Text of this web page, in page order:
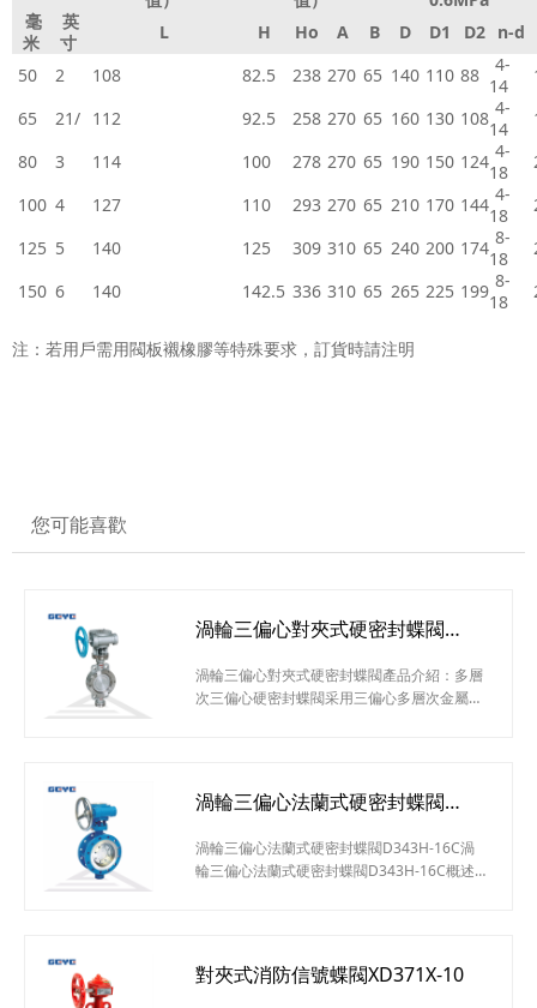
毫
米
英
寸
L H Ho A B D D1 D2 n-d
50
2 108 82.5 238 270 65 140 110 88
4-
14
65
21/ 112 92.5 258 270 65 160 130 108 4-
14
80
3 114 100 278 270 65 190 150 124 4-
18
100 4 127 110 293 270 65 210 170 144 4-
18
125 5 140 125 309 310 65 240 200 174 8-
18
150 6 140 142.5 336 310 65 265 225 199 8-
18
注：若用戶需用閥板襯橡膠等特殊要求，訂貨時請注明
您可能喜歡
渦輪三偏心對夾式硬密封蝶閥
渦輪三偏心對夾式硬密封蝶閥產品介紹：多層
次三偏心硬密封蝶閥采用三偏心多層次金屬硬
渦輪三偏心對夾式硬密封蝶閥應用范圍：治
金、電力、石油化工、以及給排水和市政建設
特點：1、硬密封蝶閥采用三偏心硬密封結
構，閥座與蝶板幾乎無磨損，具有越觀越緊的
渦輪三偏心法蘭式硬密封蝶閥
渦輪三偏心法蘭式硬密封蝶閥D343H-16C渦
輪三偏心法蘭式硬密封蝶閥D343H-16C概述
具有抗老化，抗輻照，經久耐用，壽命長，耐
溫耐高壓，應用范圍廣等特點。廣泛應用于熱
對夾式消防信號蝶閥XD371X-10